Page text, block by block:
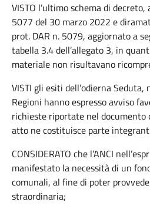
VISTO l’ultimo schema di
5077 del 30 marzo 2022 e
prot. DAR n. 5079, aggiornato a
tabella 3.4 dell’allegato 3, in
materiale non risultavano
VISTI gli esiti dell’odierna Seduta,
Regioni hanno espresso avviso
richieste riportate nel documento
atto ne costituisce parte
CONSIDERATO che l’ANCI
manifestato la necessità di un
comunali, al fine di poter
straordinaria;